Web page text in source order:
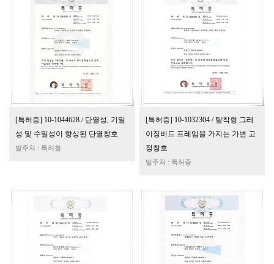
[특허증] 10-1044628 / 단열성, 기밀
성 및 수밀성이 향상된 단열창호
발주처 : 특허청
[특허증] 10-1032304 / 탈착형 그레
이징비드 프레임을 가지는 가변 고
정창호
발주처 : 특허증